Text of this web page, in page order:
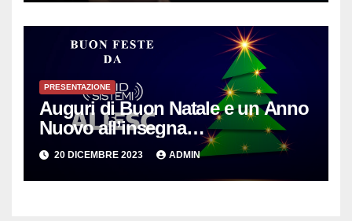
PRESENTAZIONE
Auguri di Buon Natale e un Anno
Nuovo all’insegna
dell’Innovazione per le PMI
20 DICEMBRE 2023 ADMIN